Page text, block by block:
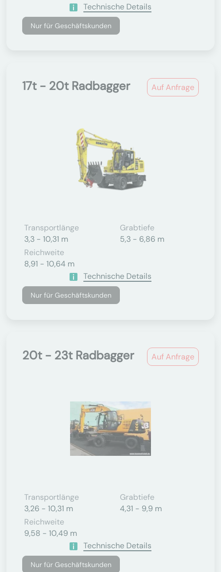
Technische Details
Nur für Geschäftskunden
Auf Anfrage
17t - 20t Radbagger
Transportlänge
3,3 - 10,31 m
Grabtiefe
5,3 - 6,86 m
Reichweite
8,91 - 10,64 m
Technische Details
Nur für Geschäftskunden
Auf Anfrage
20t - 23t Radbagger
Transportlänge
3,26 - 10,31 m
Grabtiefe
4,31 - 9,9 m
Reichweite
9,58 - 10,49 m
Technische Details
Nur für Geschäftskunden